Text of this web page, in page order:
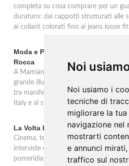
Noi
Noi usiamo i
tecniche di
migliorare la
navigazione nel
mostrarti
e annunci
traffico sul
completa su cosa comprare per un
duraturo: dai cappotti strutturati alle
ai collant colorati fino ai jeans loose fit
Moda e Pubblicità 1950-2000 alla
Rocca
A Mamiano di Traversetolo la mostra
grande illustrazione di moda e della
tra manifesti, schizzi e icone che
Italy e al suo immaginario visivo.
La Volta Buona: Caterina Balivo
Cinema, teatro, televisione e temi
interviste esclusive e momenti di
pomeridiano di Rai 1, in onda dalle